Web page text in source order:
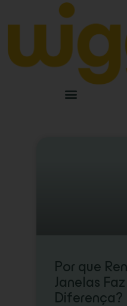
Por que
Janelas
Diferença?